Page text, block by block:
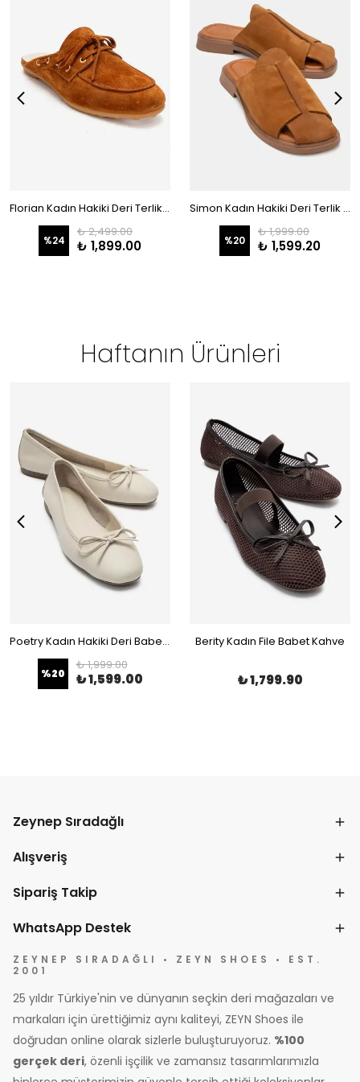
**** **** 29 Haziran 2026
Çok güzel ürün ses yapmıyor
Florian Kadın Hakiki Deri Terlik Taba Süet
%24
₺ 2,499.00
₺ 1,899.00
Simon Kadın Hakiki Deri Terlik Taba Süet
%20
₺ 1,999.00
₺ 1,599.20
Haftanın Ürünleri
Poetry Kadın Hakiki Deri Babet Bej
%20
₺ 1,999.00
₺ 1,599.00
Berity Kadın File Babet Kahve
₺ 1,799.90
Zeynep Sıradağlı
Alışveriş
Sipariş Takip
WhatsApp Destek
ZEYNEP SIRADAĞLI • ZEYN SHOES • EST.
2001
25 yıldır Türkiye'nin ve dünyanın seçkin deri mağazaları ve
markaları için ürettiğimiz aynı kaliteyi, ZEYN Shoes ile
doğrudan online olarak sizlerle buluşturuyoruz. %100
gerçek deri, özenli işçilik ve zamansız tasarımlarımızla